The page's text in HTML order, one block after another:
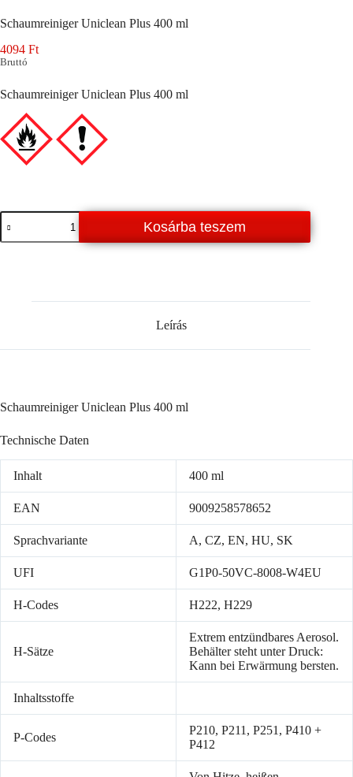
Schaumreiniger Uniclean Plus 400 ml
4094 Ft
Bruttó
Schaumreiniger Uniclean Plus 400 ml
Schaumreiniger
Uniclean
Plus
Kosárba teszem
Leírás
Schaumreiniger Uniclean Plus 400 ml
Technische Daten
Inhalt 400 ml
EAN 9009258578652
Sprachvariante A, CZ, EN, HU, SK
UFI G1P0-50VC-8008-W4EU
H-Codes H222, H229
H-Sätze
Extrem entzündbares Aerosol.
Behälter steht unter Druck:
Kann bei Erwärmung bersten.
Inhaltsstoffe
P-Codes
P210, P211, P251, P410 +
P412